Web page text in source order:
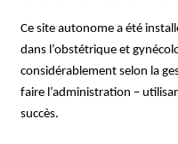
Ce site autonome a été
dans l’obstétrique et
considérablement selon la
faire l’administration –
succès.